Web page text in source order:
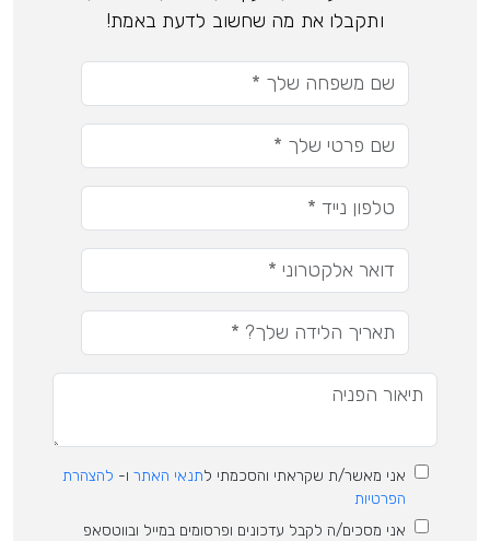
ותקבלו את מה שחשוב לדעת באמת!
אני מאשר/ת שקראתי והסכמתי לתנאי האתר ו- להצהרת
הפרטיות
אני מסכים/ה לקבל עדכונים ופרסומים במייל ובווטסאפ